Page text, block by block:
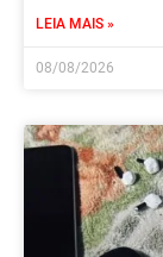
LEIA MAIS »
08/08/2026